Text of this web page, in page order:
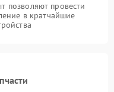
позволяют провести
в кратчайшие